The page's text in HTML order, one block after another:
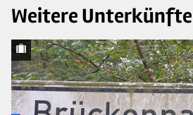
Weitere Unterkünfte